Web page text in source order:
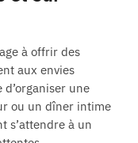
à offrir des
aux envies
d’organiser une
ou un dîner intime
s’attendre à un